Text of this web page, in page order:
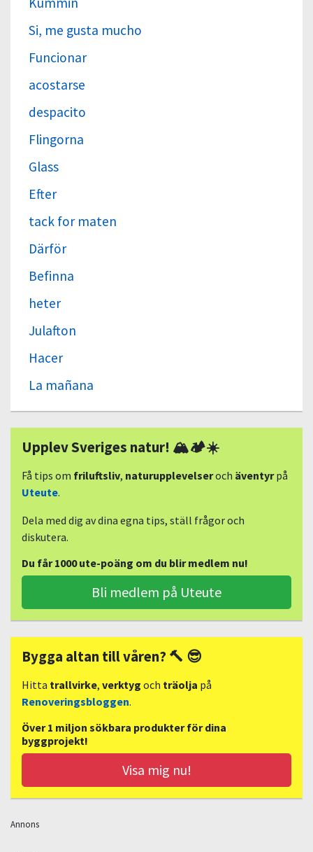
Si, me gusta mucho
Funcionar
acostarse
despacito
Flingorna
Glass
Efter
tack for maten
Därför
Befinna
heter
Julafton
Hacer
La mañana
Upplev Sveriges natur! 🏔🏕☀️
Få tips om friluftsliv, naturupplevelseroch äventyrpå
Uteute.
Dela med dig av dina egna tips, ställ frågor och
diskutera.
Du får 1000 ute-poäng om du blir medlem nu!
Bli medlem på Uteute
Bygga altan till våren? 🔨 😎
Hitta trallvirke, verktyg och träolja på
Renoveringsbloggen.
Över 1 miljon sökbara produkter för dina
byggprojekt!
Visa mig nu!
Annons